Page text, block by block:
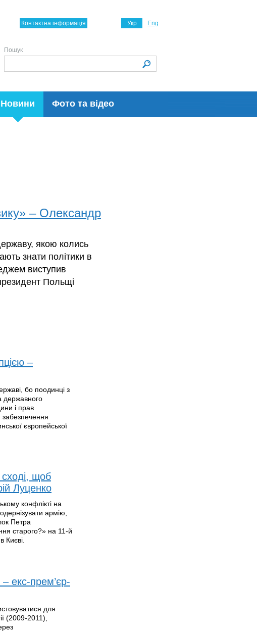
Новини Фото та відео
Укр Eng
Контактна інформація
Пошук
– Олександр
якою колись
знати політики в
виступив
Польщі
–
бо поодинці з
державного
і прав
європейської
щоб
Луценко
конфлікті на
армію,
Петра
старого?» на 11-й
Києві.
екс-прем’єр-
для
(2009-2011),